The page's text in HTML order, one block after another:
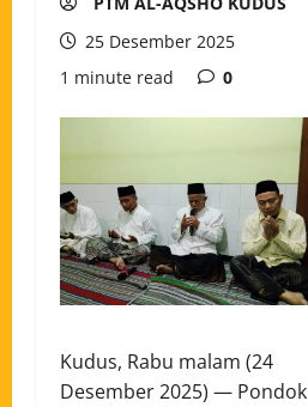
25 Desember 2025
1 minute read
0
Kudus, Rabu malam (24
Desember 2025) — Pondok